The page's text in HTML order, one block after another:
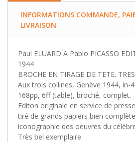
INFORMATIONS COMMANDE,
LIVRAISON
Paul ELUARD A Pablo PICASSO
1944
BROCHE EN TIRAGE DE TETE.
Aux trois collines, Genève 1944, in-
168pp, 6ff (table), broché, complet.
Editon originale en service de
tiré de grands papiers bien
iconographie des oeuvres du
Très bel exemplaire.